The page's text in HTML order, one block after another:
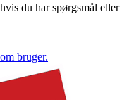
du har spørgsmål eller
bruger.